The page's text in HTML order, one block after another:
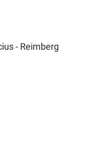
- Reimberg